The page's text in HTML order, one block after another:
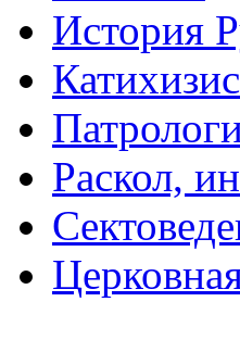
История
Раскол,